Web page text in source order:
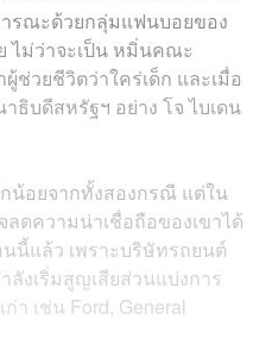
รณะด้วยกลุ่มแฟนบอยของ
ไม่ว่าจะเป็น หมิ่นคณะ
ช่วยชีวิตว่าใคร่เด็ก และเมื่อ
บดีสหรัฐฯ อย่าง โจ ไบเดน
กน้อยจากทั้งสองกรณี แต่ใน
ลดความน่าเชื่อถือของเขาได้
นี้แล้ว เพราะบริษัทรถยนต์
ลังเริ่มสูญเสียส่วนแบ่งการ
า เช่น Ford, General